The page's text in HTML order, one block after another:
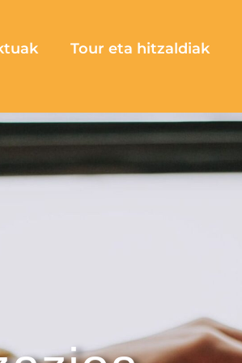
Tour eta hitzaldiak